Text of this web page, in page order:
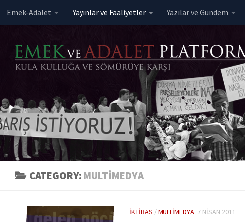
Skip to content
Emek-Adalet Yayınlar ve Faaliyetler Yazılar ve Gündem
CATEGORY: MULTIMEDYA
İKTIBAS /MULTIMEDYA 7 NISAN 2011